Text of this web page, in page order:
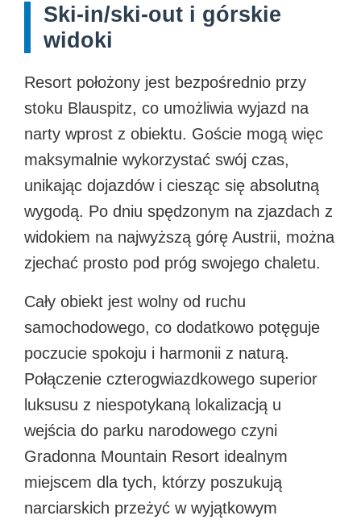
Ski-in/ski-out i górskie
widoki
Resort położony jest bezpośrednio przy
stoku Blauspitz, co umożliwia wyjazd na
narty wprost z obiektu. Goście mogą więc
maksymalnie wykorzystać swój czas,
unikając dojazdów i ciesząc się absolutną
wygodą. Po dniu spędzonym na zjazdach z
widokiem na najwyższą górę Austrii, można
zjechać prosto pod próg swojego chaletu.
Cały obiekt jest wolny od ruchu
samochodowego, co dodatkowo potęguje
poczucie spokoju i harmonii z naturą.
Połączenie czterogwiazdkowego superior
luksusu z niespotykaną lokalizacją u
wejścia do parku narodowego czyni
Gradonna Mountain Resort idealnym
miejscem dla tych, którzy poszukują
narciarskich przeżyć w wyjątkowym